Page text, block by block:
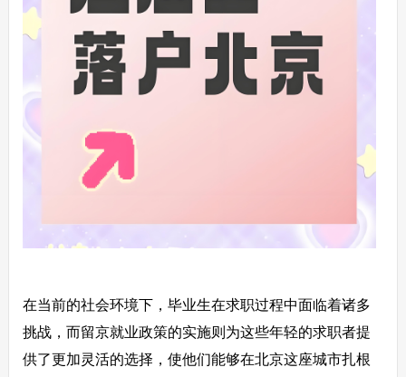
在当前的社会环境下，毕业生在求职过程中面临着诸多
挑战，而留京就业政策的实施则为这些年轻的求职者提
供了更加灵活的选择，使他们能够在北京这座城市扎根